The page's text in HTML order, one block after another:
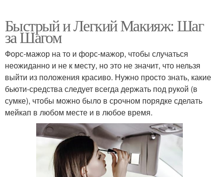
Быстрый и Легкий Макияж: Шаг
за Шагом
Форс-мажор на то и форс-мажор, чтобы случаться
неожиданно и не к месту, но это не значит, что нельзя
выйти из положения красиво. Нужно просто знать, какие
бьюти-средства следует всегда держать под рукой (в
сумке), чтобы можно было в срочном порядке сделать
мейкап в любом месте и в любое время.